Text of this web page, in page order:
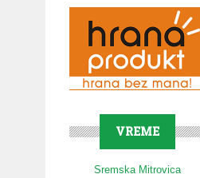
VREME
Sremska Mitrovica